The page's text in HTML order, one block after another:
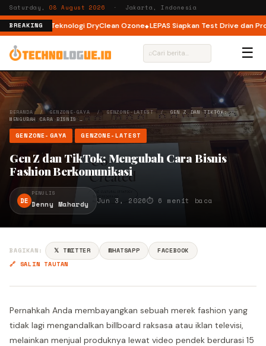
Saturday,08 August 2026 · Jakarta, Indonesia
BREAKING
dengan Teknologi DryClean Ozone LEPAS Siapkan Test Drive dan
⌕ ☰
BERANDA /GENZONE-GAYA /GENZONE-LATEST /GEN Z DAN TIKTOK:
MENGUBAH CARA BISNIS …
GENZONE-GAYA GENZONE-LATEST
Gen Z dan TikTok: Mengubah Cara Bisnis
Fashion Berkomunikasi
DE
PENULIS
Denny Mahardy Jun 3, 2026⏱ 6 menit baca
BAGIKAN: 𝕏 TWITTER WHATSAPP
FACEBOOK
🔗 SALIN TAUTAN
Pernahkah Anda membayangkan sebuah merek fashion yang
tidak lagi mengandalkan billboard raksasa atau iklan televisi,
melainkan menjual produknya lewat video pendek berdurasi 15